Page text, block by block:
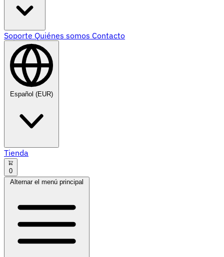
Soporte Quiénes somos Contacto
Tienda
0
Alternar el menú principal